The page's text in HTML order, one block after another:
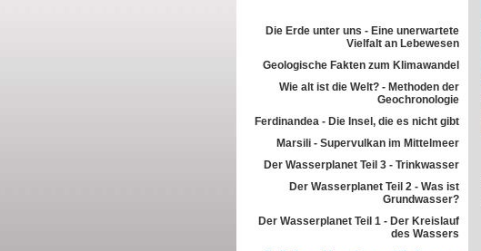
Die Erde unter uns - Eine unerwartete
Vielfalt an Lebewesen
Geologische Fakten zum Klimawandel
Wie alt ist die Welt? - Methoden der
Geochronologie
Ferdinandea - Die Insel, die es nicht gibt
Marsili - Supervulkan im Mittelmeer
Der Wasserplanet Teil 3 - Trinkwasser
Der Wasserplanet Teil 2 - Was ist
Grundwasser?
Der Wasserplanet Teil 1 - Der Kreislauf
des Wassers